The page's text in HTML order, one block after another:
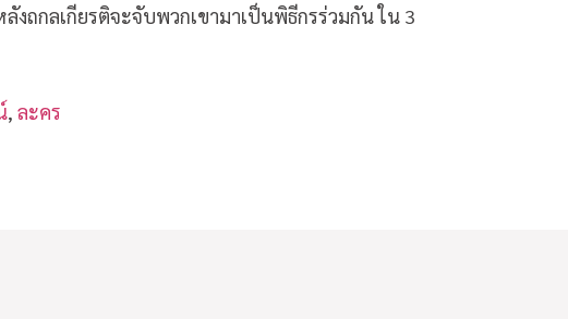
ถกลเกียรติจะจับพวกเขามาเป็นพิธีกรร่วมกัน ใน 3
, ละคร